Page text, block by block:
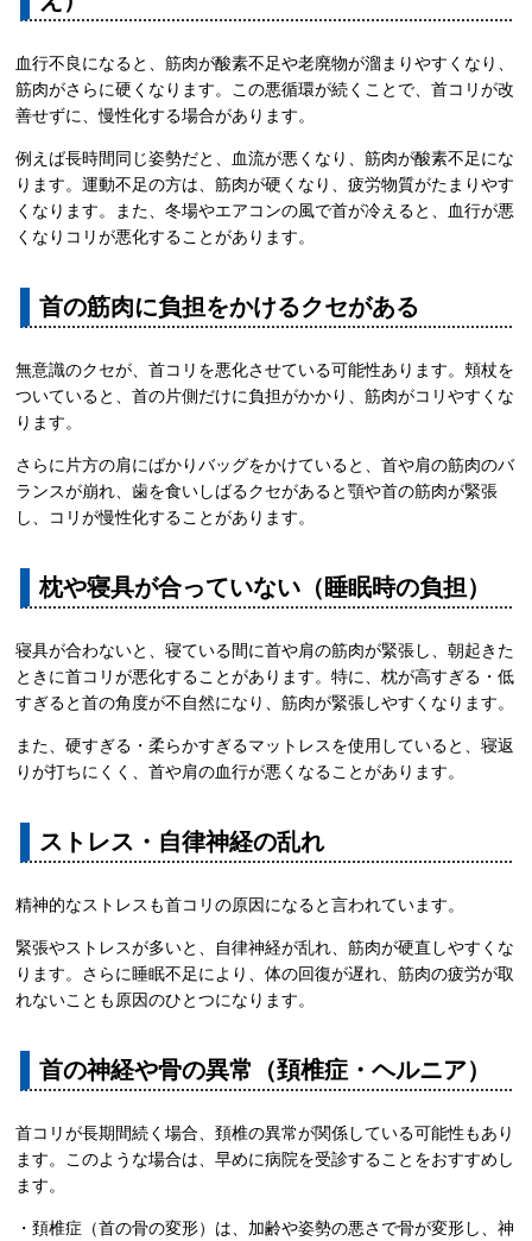
血行不良になると、筋肉が酸素不足や老廃物が溜まりやすくなり、
筋肉がさらに硬くなります。この悪循環が続くことで、首コリが改
善せずに、慢性化する場合があります。
例えば長時間同じ姿勢だと、血流が悪くなり、筋肉が酸素不足にな
ります。運動不足の方は、筋肉が硬くなり、疲労物質がたまりやす
くなります。また、冬場やエアコンの風で首が冷えると、血行が悪
くなりコリが悪化することがあります。
首の筋肉に負担をかけるクセがある
無意識のクセが、首コリを悪化させている可能性あります。頬杖を
ついていると、首の片側だけに負担がかかり、筋肉がコリやすくな
ります。
さらに片方の肩にばかりバッグをかけていると、首や肩の筋肉のバ
ランスが崩れ、歯を食いしばるクセがあると顎や首の筋肉が緊張
し、コリが慢性化することがあります。
枕や寝具が合っていない（睡眠時の負担）
寝具が合わないと、寝ている間に首や肩の筋肉が緊張し、朝起きた
ときに首コリが悪化することがあります。特に、枕が高すぎる・低
すぎると首の角度が不自然になり、筋肉が緊張しやすくなります。
また、硬すぎる・柔らかすぎるマットレスを使用していると、寝返
りが打ちにくく、首や肩の血行が悪くなることがあります。
ストレス・自律神経の乱れ
精神的なストレスも首コリの原因になると言われています。
緊張やストレスが多いと、自律神経が乱れ、筋肉が硬直しやすくな
ります。さらに睡眠不足により、体の回復が遅れ、筋肉の疲労が取
れないことも原因のひとつになります。
首の神経や骨の異常（頚椎症・ヘルニア）
首コリが長期間続く場合、頚椎の異常が関係している可能性もあり
ます。このような場合は、早めに病院を受診することをおすすめし
ます。
・頚椎症（首の骨の変形）は、加齢や姿勢の悪さで骨が変形し、神